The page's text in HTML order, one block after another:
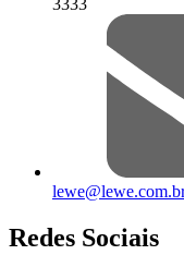
3333
Redes Sociais